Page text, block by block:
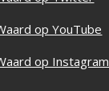
op YouTube
op Instagram